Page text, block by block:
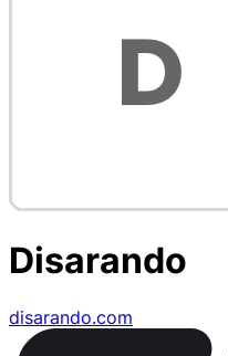
Disarando
disarando.com